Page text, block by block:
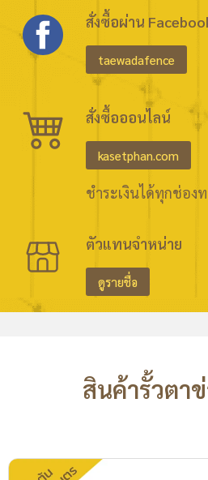
สั่งซื้อผ่าน
taewadafence
สั่งซื้อออนไลน์
kasetphan.com
ชำระเงินได้ทุกช่องท
ตัวแทนจำหน่าย
ดูรายชื่อ
สินค้ารั้วตา